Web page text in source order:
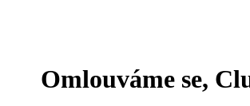
Omlouváme se,